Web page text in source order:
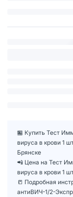
🏪 Купить Тест
вируса в крови 1
Брянске
📲 Цена на Тест
вируса в крови 1
📒 Подробная
антиВИЧ-1/2-